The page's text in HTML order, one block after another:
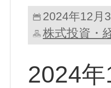
2024年12月
株式投資・
2024